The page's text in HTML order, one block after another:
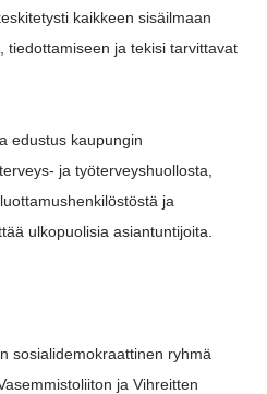
kaikkeen sisäilmaan
tiedottamiseen ja tekisi tarvittavat
edustus kaupungin
ja työterveyshuollosta,
ja
ulkopuolisia asiantuntijoita.
sosialidemokraattinen ryhmä
ja Vihreitten